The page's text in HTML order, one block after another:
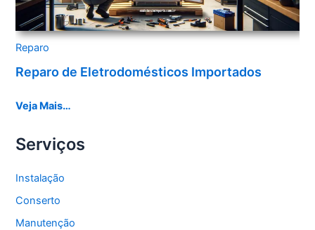
Reparo
Reparo de Eletrodomésticos Importados
Veja Mais…
Serviços
Instalação
Conserto
Manutenção